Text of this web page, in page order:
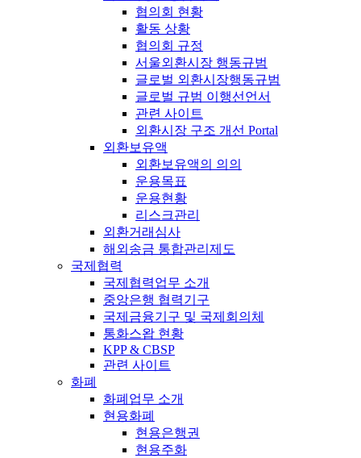
협의회 현황
활동 상황
협의회 규정
서울외환시장 행동규범
글로벌 외환시장행동규범
글로벌 규범 이행선언서
관련 사이트
외환시장 구조 개선 Portal
외환보유액
외환보유액의 의의
운용목표
운용현황
리스크관리
외환거래심사
해외송금 통합관리제도
국제협력
국제협력업무 소개
중앙은행 협력기구
국제금융기구 및 국제회의체
통화스왑 현황
KPP & CBSP
관련 사이트
화폐
화폐업무 소개
현용화폐
현용은행권
현용주화